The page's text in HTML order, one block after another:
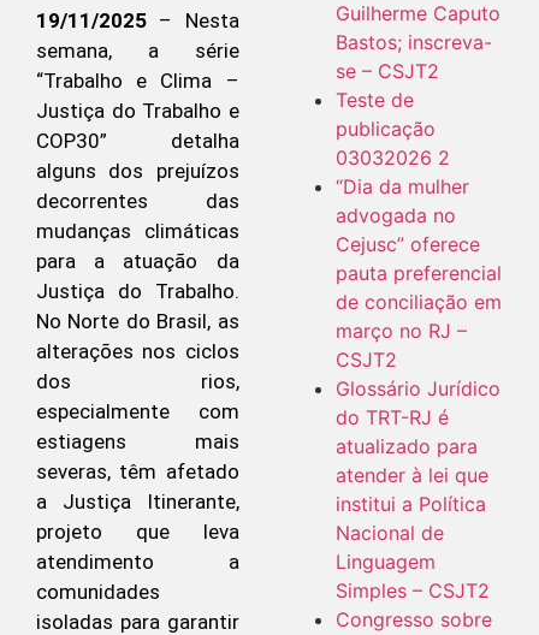
19/11/2025 – Nesta
semana, a série
“Trabalho e Clima –
Justiça do Trabalho e
COP30” detalha
alguns dos prejuízos
decorrentes das
mudanças climáticas
para a atuação da
Justiça do Trabalho.
No Norte do Brasil, as
alterações nos ciclos
dos rios,
especialmente com
estiagens mais
severas, têm afetado
a Justiça Itinerante,
projeto que leva
atendimento a
comunidades
isoladas para garantir
Guilherme Caputo
Bastos; inscreva-
se – CSJT2
Teste de
publicação
03032026 2
“Dia da mulher
advogada no
Cejusc” oferece
pauta preferencial
de conciliação em
março no RJ –
CSJT2
Glossário Jurídico
do TRT-RJ é
atualizado para
atender à lei que
institui a Política
Nacional de
Linguagem
Simples – CSJT2
Congresso sobre